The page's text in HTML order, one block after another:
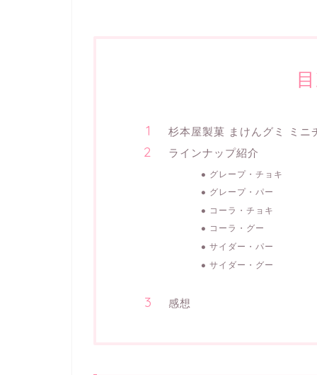
杉本屋製菓 まけんグミ ミニ
ラインナップ紹介
グレープ・チョキ
グレープ・パー
コーラ・チョキ
コーラ・グー
サイダー・パー
サイダー・グー
感想